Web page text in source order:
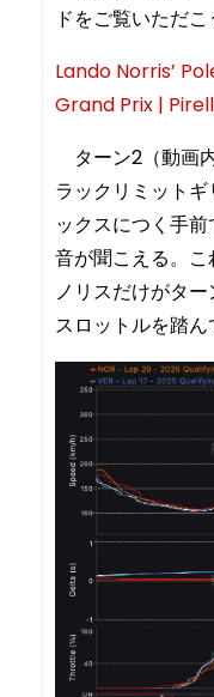
ドをご覧いただこ
Lando Norris’
Grand Prix |
ターン2（動画
ラックリミット
ックスにつく手
音が聞こえる。こ
ノリスだけがタ
スロットルを踏ん